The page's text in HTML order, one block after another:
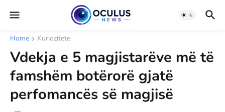
Home Kuriozitete
Vdekja e 5 magjistarëve më të
famshëm botërorë gjatë
perfomancës së magjisë